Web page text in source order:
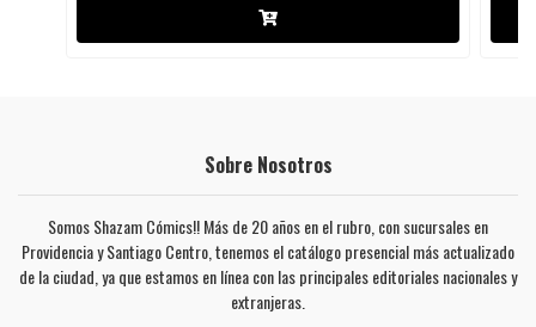
Sobre Nosotros
Somos Shazam Cómics!! Más de 20 años en el rubro, con sucursales en
Providencia y Santiago Centro, tenemos el catálogo presencial más actualizado
de la ciudad, ya que estamos en línea con las principales editoriales nacionales y
extranjeras.